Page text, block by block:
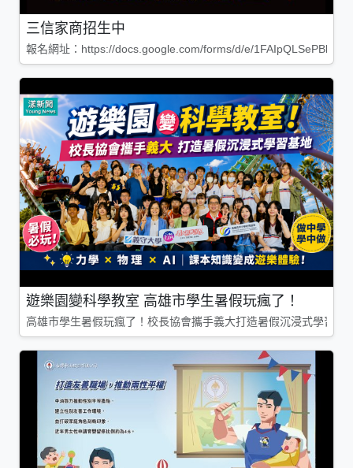
三信家商招生中
報名網址：https://docs.google.com/forms/d/e/
遊樂園變科學教室 高雄市學生暑假玩瘋了！
高雄市學生暑假玩瘋了！校長協會攜手義大打造暑假沉浸式學習基